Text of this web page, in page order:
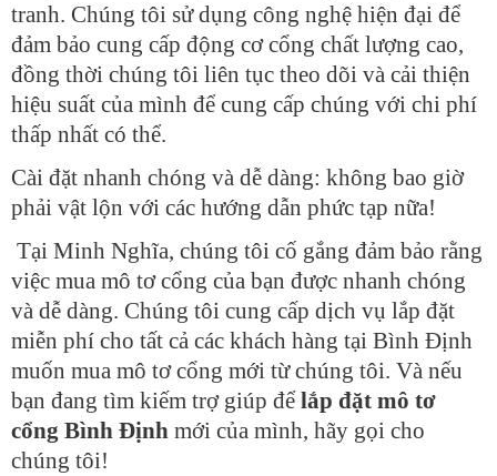
tranh. Chúng tôi sử dụng công nghệ hiện đại để
đảm bảo cung cấp động cơ cổng chất lượng cao,
đồng thời chúng tôi liên tục theo dõi và cải thiện
hiệu suất của mình để cung cấp chúng với chi phí
thấp nhất có thể.
Cài đặt nhanh chóng và dễ dàng: không bao giờ
phải vật lộn với các hướng dẫn phức tạp nữa!
Tại Minh Nghĩa, chúng tôi cố gắng đảm bảo rằng
việc mua mô tơ cổng của bạn được nhanh chóng
và dễ dàng. Chúng tôi cung cấp dịch vụ lắp đặt
miễn phí cho tất cả các khách hàng tại Bình Định
muốn mua mô tơ cổng mới từ chúng tôi. Và nếu
bạn đang tìm kiếm trợ giúp để lắp đặt mô tơ
cổng Bình Định mới của mình, hãy gọi cho
chúng tôi!